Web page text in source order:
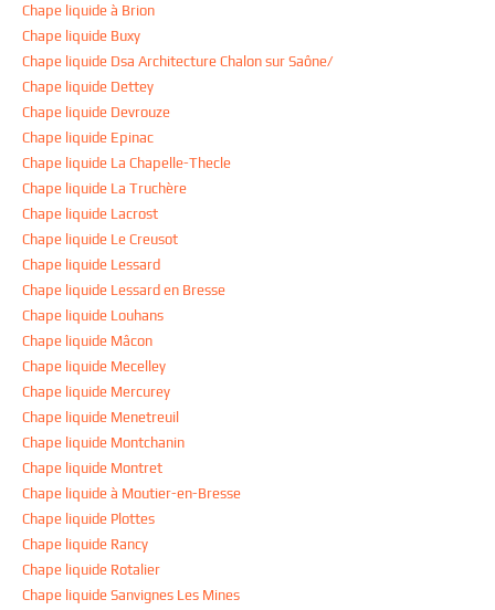
Chape liquide à Brion
Chape liquide Buxy
Chape liquide Dsa Architecture Chalon sur Saône/
Chape liquide Dettey
Chape liquide Devrouze
Chape liquide Epinac
Chape liquide La Chapelle-Thecle
Chape liquide La Truchère
Chape liquide Lacrost
Chape liquide Le Creusot
Chape liquide Lessard
Chape liquide Lessard en Bresse
Chape liquide Louhans
Chape liquide Mâcon
Chape liquide Mecelley
Chape liquide Mercurey
Chape liquide Menetreuil
Chape liquide Montchanin
Chape liquide Montret
Chape liquide à Moutier-en-Bresse
Chape liquide Plottes
Chape liquide Rancy
Chape liquide Rotalier
Chape liquide Sanvignes Les Mines